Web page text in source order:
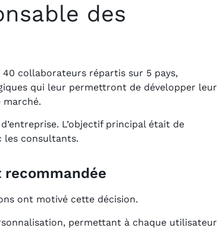
des
collaborateurs répartis sur 5 pays,
qui leur permettront de développer leur
L’objectif principal était de
les consultants.
ont motivé cette décision.
permettant à chaque utilisateur